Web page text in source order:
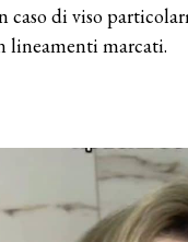
caso di viso
lineamenti marcati.